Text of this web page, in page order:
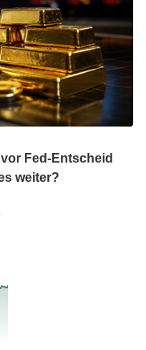
Fed-Entscheid
weiter?